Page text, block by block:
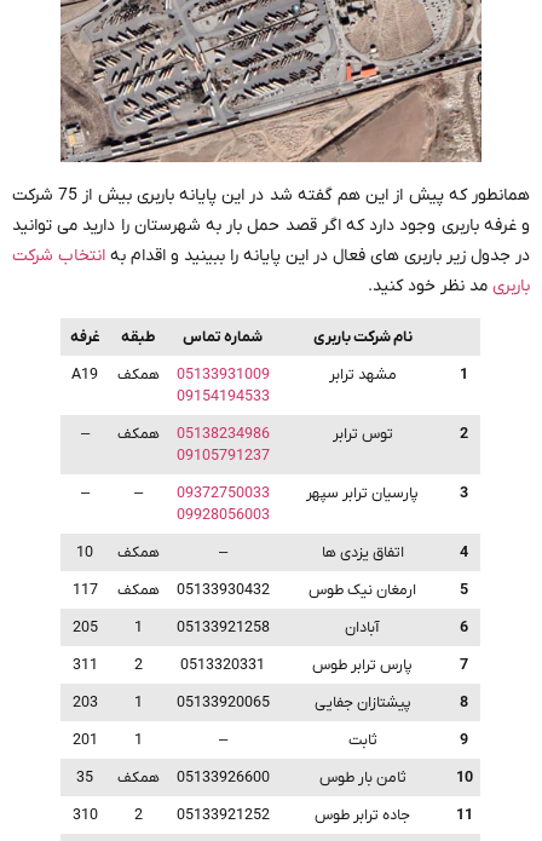
همانطور که پیش از این هم گفته شد در این پایانه باربری بیش از 75 شرکت
و غرفه باربری وجود دارد که اگر قصد حمل بار به شهرستان را دارید می توانید
در جدول زیر باربری های فعال در این پایانه را ببینید و اقدام به انتخاب شرکت
باربری مد نظر خود کنید.
نام شرکت باربری شماره تماس طبقه
غرفه
1
مشهد ترابر
05133931009
09154194533
همکف A19
2 توس ترابر
05138234986
09105791237
همکف –
3 پارسیان ترابر سپهر
09372750033
09928056003
–
–
4 اتفاق یزدی ها – همکف
10
5
ارمغان نیک طوس 05133930432 همکف
117
6
آبادان 05133921258
1
205
7
پارس ترابر طوس 0513320331
2
311
8
پیشتازان جفایی 05133920065
1
203
9
ثابت –
1
201
10
ثامن بار طوس 05133926600 همکف
35
11
جاده ترابر طوس 05133921252
2
310